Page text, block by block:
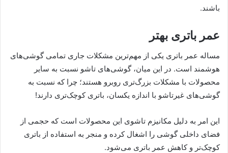
باشند.
عمر باتری بهتر
مساله عمر باتری یکی از مهم‌ترین مشکلات جاری تمامی گوشی‌های
هوشمند است. در این میان، گوشی‌های تاشو نسبت به سایر
محصولات با مشکلات بزرگ‌تری روبرو هستند؛ چرا که نسبت به
گوشی‌های غیرتاشو با اندازه یکسان، باتری کوچک‌تری دارند!
این امر به دلیل مکانیزم تاشوی این محصولات است که حجمی از
فضای داخلی گوشی را اشغال کرده و منجر به استفاده از باتری
کوچک‌تر و کاهش عمر باتری می‌شود.